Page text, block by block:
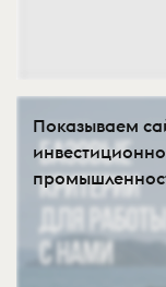
Показываем